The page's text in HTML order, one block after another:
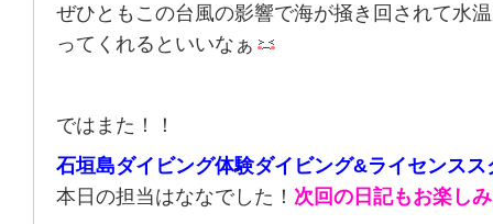
ぜひともこの台風の影響で海が掻き回されて水
ってくれるといいなぁ
ではまた！！
石垣島ダイビング体験ダイビング&ライセンスス
本日の担当はななでした！ 次回の日記もお楽し